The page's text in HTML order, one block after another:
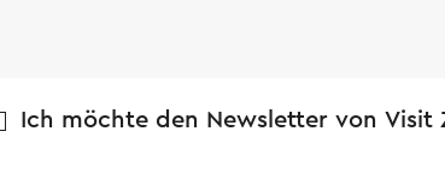
Ich möchte den Newsletter von Visit